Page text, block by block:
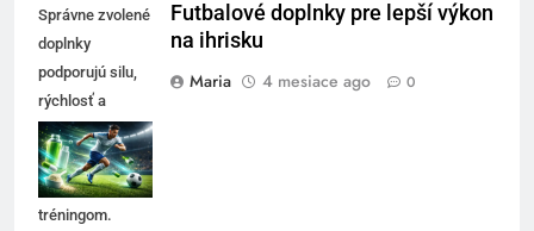
Správne zvolené
doplnky
podporujú silu,
rýchlosť a
regeneráciu
spolu s
kvalitným
tréningom.
Futbalové doplnky pre lepší výkon
na ihrisku
Maria
4 mesiace ago 0